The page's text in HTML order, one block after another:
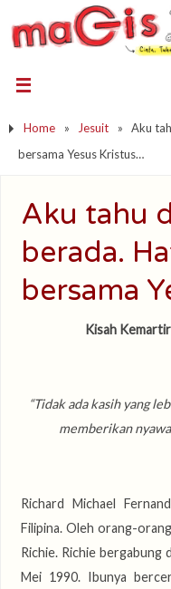
Home » Jesuit »
Aku
bersama Yesus Kristus…
Aku tahu
berada.
bersama
Kisah
“Tidak ada kasih yang
memberikan
Richard Michael
Filipina. Oleh orang-
Richie. Richie bergabung
Mei 1990. Ibunya